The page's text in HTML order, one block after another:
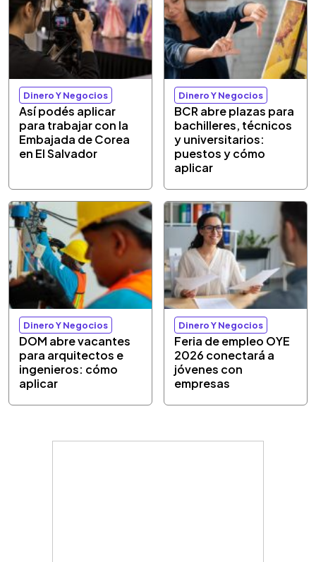
Dinero Y Negocios
Así podés aplicar
para trabajar con la
Embajada de Corea
en El Salvador
Dinero Y Negocios
BCR abre plazas para
bachilleres, técnicos
y universitarios:
puestos y cómo
aplicar
Dinero Y Negocios
DOM abre vacantes
para arquitectos e
ingenieros: cómo
aplicar
Dinero Y Negocios
Feria de empleo OYE
2026 conectará a
jóvenes con
empresas